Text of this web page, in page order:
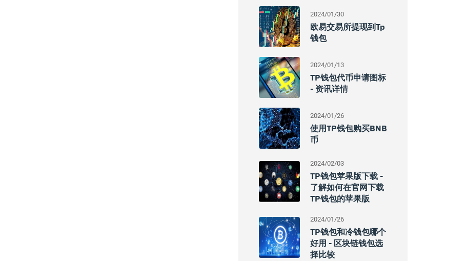
2024/01/30
欧易交易所提现到tp
钱包
2024/01/13
TP钱包代币申请图标
- 资讯详情
2024/01/26
使用TP钱包购买BNB
币
2024/02/03
TP钱包苹果版下载 -
了解如何在官网下载
TP钱包的苹果版
2024/01/26
TP钱包和冷钱包哪个
好用 - 区块链钱包选
择比较